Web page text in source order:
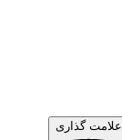
علامت گذاری